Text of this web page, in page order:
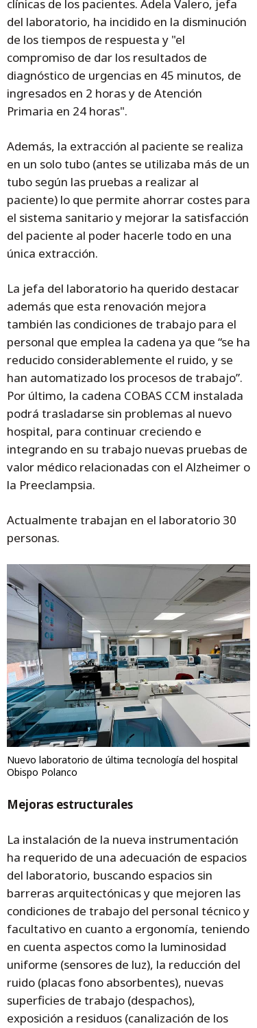
clínicas de los pacientes. Adela Valero, jefa
del laboratorio, ha incidido en la disminución
de los tiempos de respuesta y "el
compromiso de dar los resultados de
diagnóstico de urgencias en 45 minutos, de
ingresados en 2 horas y de Atención
Primaria en 24 horas".
Además, la extracción al paciente se realiza
en un solo tubo (antes se utilizaba más de un
tubo según las pruebas a realizar al
paciente) lo que permite ahorrar costes para
el sistema sanitario y mejorar la satisfacción
del paciente al poder hacerle todo en una
única extracción.
La jefa del laboratorio ha querido destacar
además que esta renovación mejora
también las condiciones de trabajo para el
personal que emplea la cadena ya que “se ha
reducido considerablemente el ruido, y se
han automatizado los procesos de trabajo”.
Por último, la cadena COBAS CCM instalada
podrá trasladarse sin problemas al nuevo
hospital, para continuar creciendo e
integrando en su trabajo nuevas pruebas de
valor médico relacionadas con el Alzheimer o
la Preeclampsia.
Actualmente trabajan en el laboratorio 30
personas.
Nuevo laboratorio de última tecnología del hospital
Obispo Polanco
Mejoras estructurales
La instalación de la nueva instrumentación
ha requerido de una adecuación de espacios
del laboratorio, buscando espacios sin
barreras arquitectónicas y que mejoren las
condiciones de trabajo del personal técnico y
facultativo en cuanto a ergonomía, teniendo
en cuenta aspectos como la luminosidad
uniforme (sensores de luz), la reducción del
ruido (placas fono absorbentes), nuevas
superficies de trabajo (despachos),
exposición a residuos (canalización de los